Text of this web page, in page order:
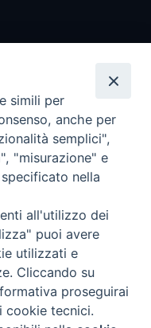
96600690588- Tutti i
Credits
simili per
anche per
semplici",
"misurazione" e
nella
all'utilizzo dei
puoi avere
utilizzati e
Cliccando su
proseguirai
cookie tecnici.